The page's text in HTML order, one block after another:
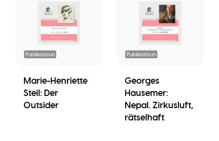
Publikatioun
Marie-Henriette
Steil: Der
Outsider
Publikatioun
Georges
Hausemer:
Nepal. Zirkusluft,
rätselhaft